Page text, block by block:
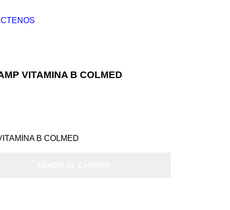
VITAMINA B COLMED
B COLMED